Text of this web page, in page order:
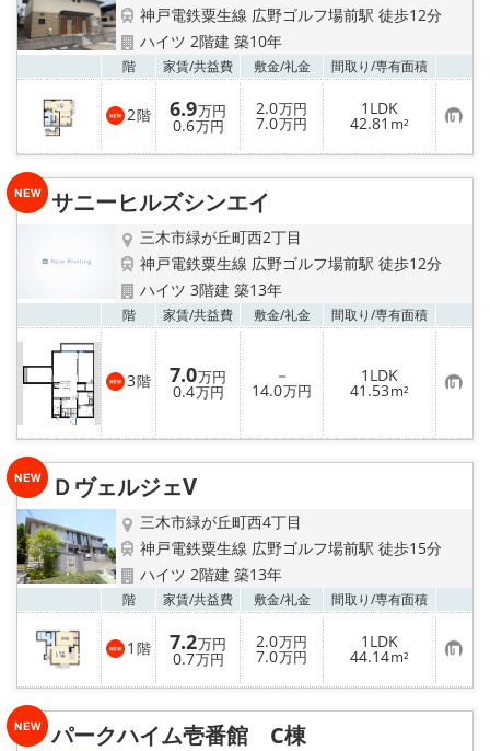
神戸電鉄粟生線 広野ゴルフ場前駅 徒歩12分
ハイツ 2階建 築10年
階 家賃/共益費 敷金/礼金 間取り/専有面積
2階 6.9万円
0.6万円
2.0万円
7.0万円
1LDK
42.81 m² お
気
に
り
サニーヒルズシンエイ
三木市緑が丘町西2丁目
神戸電鉄粟生線 広野ゴルフ場前駅 徒歩12分
ハイツ 3階建 築13年
階 家賃/共益費 敷金/礼金 間取り/専有面積
3階 7.0万円
0.4万円
－
14.0万円
1LDK
41.53m² お
気
に
入
登
ＤヴェルジェⅤ
三木市緑が丘町西4丁目
神戸電鉄粟生線 広野ゴルフ場前駅 徒歩15分
ハイツ 2階建 築13年
階 家賃/共益費 敷金/礼金 間取り/専有面積
1 階 7.2万円
0.7万円
2.0万円
7.0万円
1LDK
44.14m² お
気
に
り
パークハイム壱番館 C棟